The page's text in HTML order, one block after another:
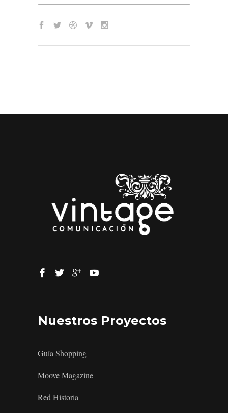
Nuestros Proyectos
Guía Shopping
Moove Magazine
Red Historia